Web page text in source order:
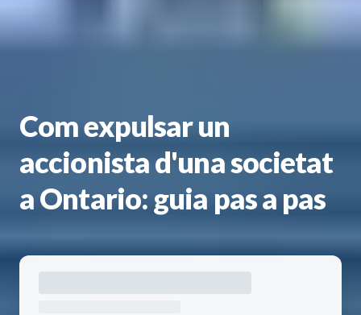
Com expulsar un
accionista d'una societat
a Ontario: guia pas a pas